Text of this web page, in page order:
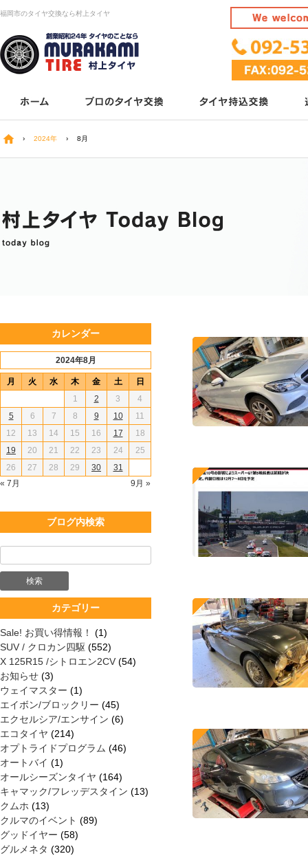
福岡市のタイヤ交換なら村上タイヤ
› 2024年 › 8月
カレンダー
2024年8月
月 火 水 木 金 土 日
« 7月 9月 »
1 2 3
4
5
6 7 8 9 10
11
12
13 14 15 16 17
18
19
20 21 22 23 24
25
26
27 28 29 30 31
ブログ内検索
カテゴリー
Sale! お買い得情報！
(1)
SUV / クロカン四駆 (552)
X 125R15 /シトロエン2CV (54)
お知らせ (3)
ウェイマスター (1)
エイボン/ブロックリー (45)
エクセルシア/エンサイン (6)
エコタイヤ (214)
オプトライドプログラム (46)
オートバイ (1)
オールシーズンタイヤ (164)
キャマック/フレッデスタイン (13)
クムホ (13)
クルマのイベント (89)
グッドイヤー (58)
グルメネタ (320)